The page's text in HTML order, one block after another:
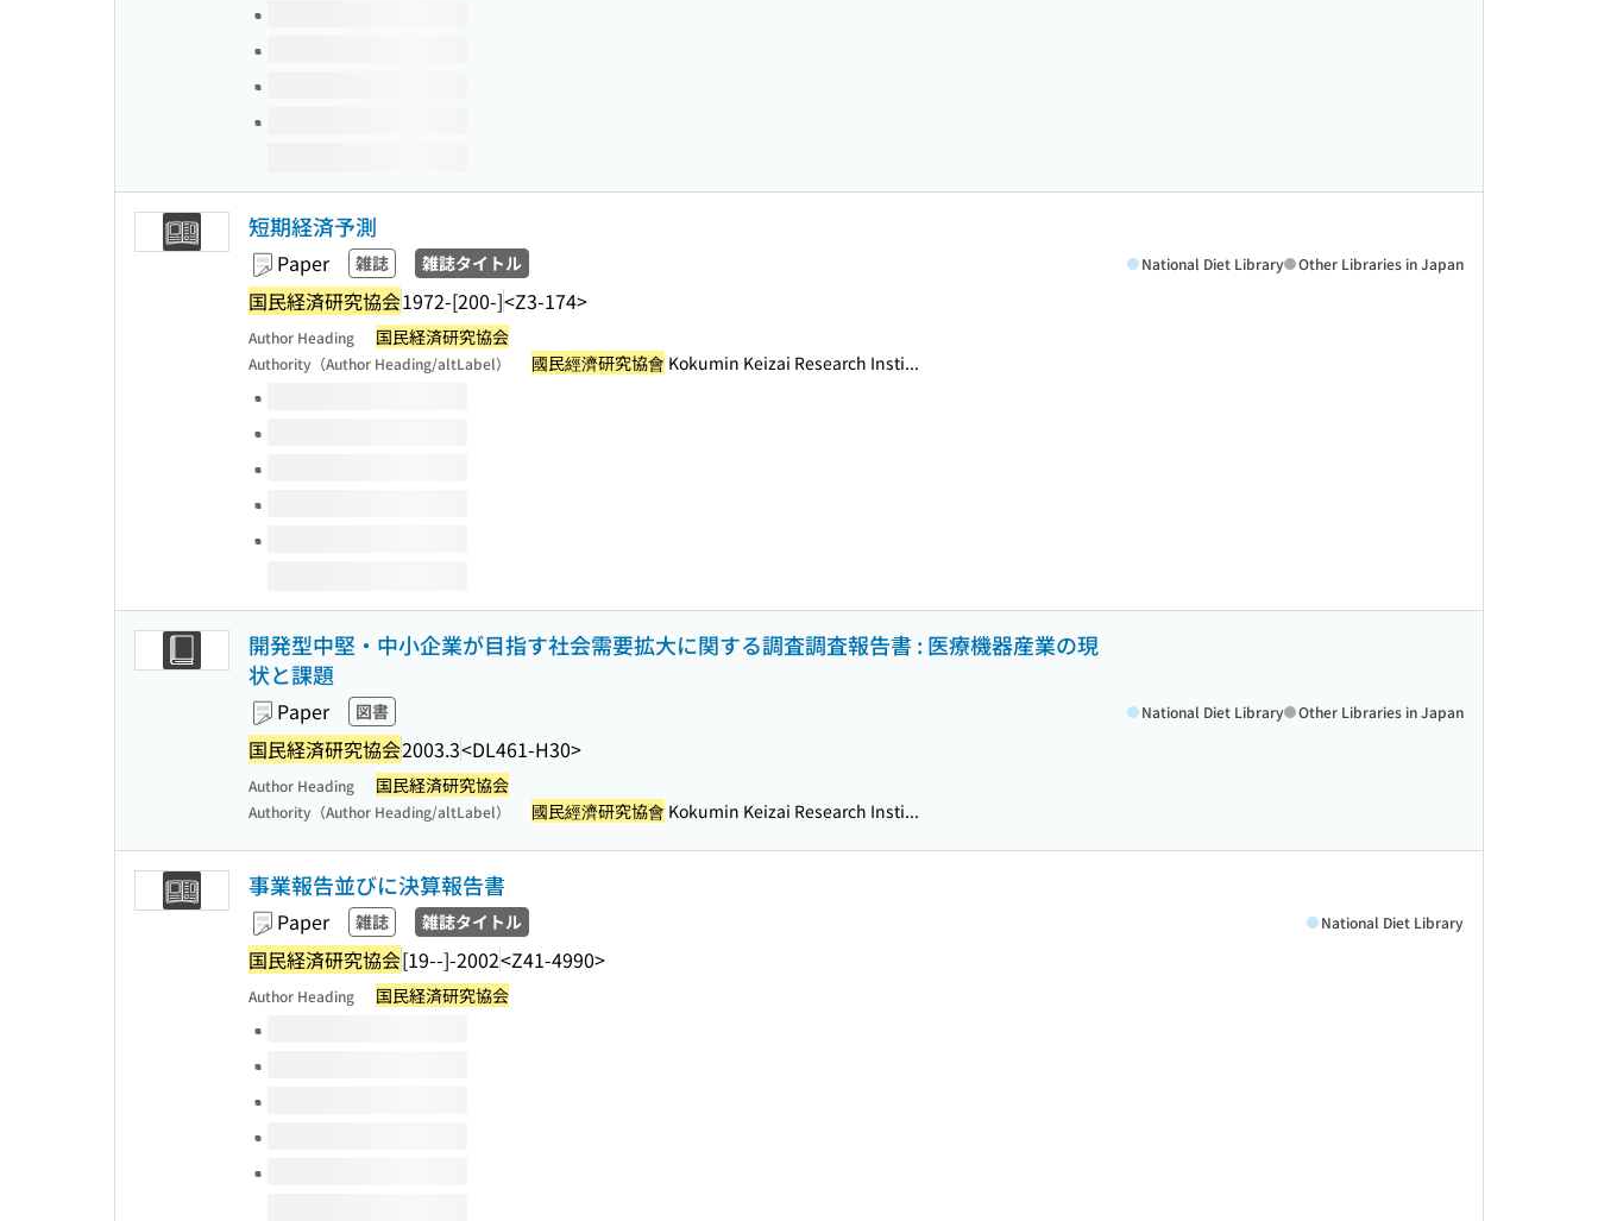
短期経済予測
Paper 雑誌 雑誌タイトル
国民経済研究協会1972-[200-]<Z3-174>
National Diet Library Other Libraries in Japan
Author Heading 国民経済研究協会
Authority（Author Heading/altLabel） 國民經濟研究協會 Kokumin Keizai Research Insti...
Volumes of this title
開発型中堅・中小企業が目指す社会需要拡大に関する調査調査報告書 : 医療機器産業の現
状と課題
Paper 図書
国民経済研究協会2003.3<DL461-H30>
National Diet Library Other Libraries in Japan
Author Heading 国民経済研究協会
Authority（Author Heading/altLabel） 國民經濟研究協會 Kokumin Keizai Research Insti...
事業報告並びに決算報告書
Paper 雑誌 雑誌タイトル
国民経済研究協会[19--]-2002<Z41-4990>
National Diet Library
Author Heading 国民経済研究協会
Volumes of this title